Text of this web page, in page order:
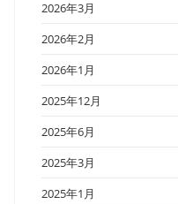
2026年3月
2026年2月
2026年1月
2025年12月
2025年6月
2025年3月
2025年1月